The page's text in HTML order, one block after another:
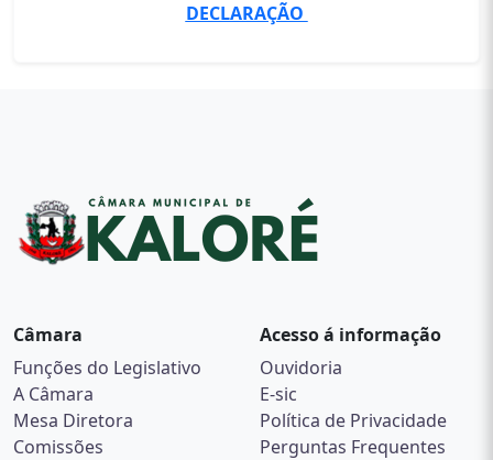
DECLARAÇÃO
Câmara
Funções do Legislativo
A Câmara
Mesa Diretora
Comissões
Acesso á informação
Ouvidoria
E-sic
Política de Privacidade
Perguntas Frequentes